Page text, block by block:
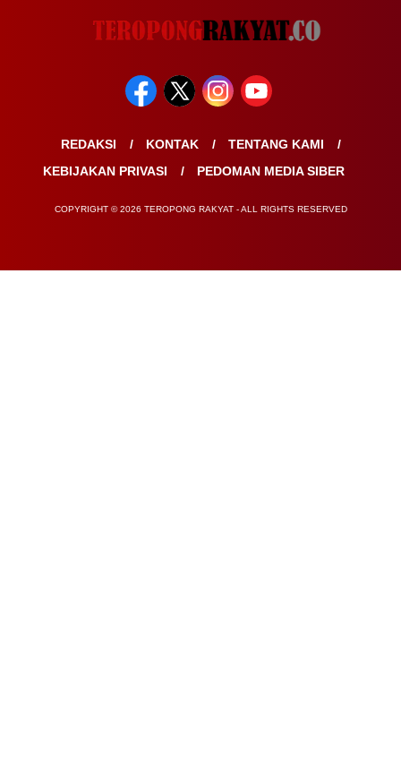
REDAKSI KONTAK
TENTANG KAMI
KEBIJAKAN PRIVASI
PEDOMAN MEDIA SIBER
COPYRIGHT © 2026 TEROPONG RAKYAT - ALL RIGHTS RESERVED